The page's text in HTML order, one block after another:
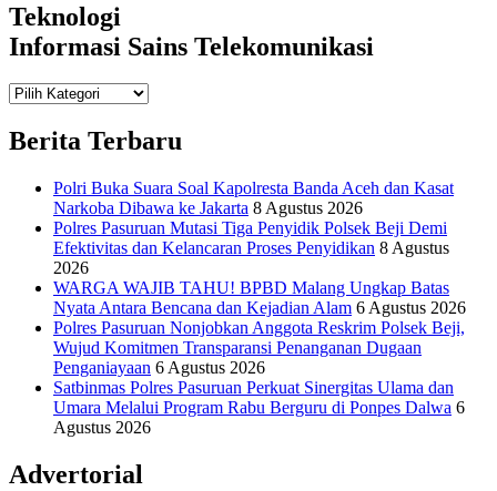
Teknologi
Informasi Sains Telekomunikasi
Teknologi
Berita Terbaru
Polri Buka Suara Soal Kapolresta Banda Aceh dan Kasat
Narkoba Dibawa ke Jakarta 8 Agustus 2026
Polres Pasuruan Mutasi Tiga Penyidik Polsek Beji Demi
Efektivitas dan Kelancaran Proses Penyidikan 8 Agustus
2026
WARGA WAJIB TAHU! BPBD Malang Ungkap Batas
Nyata Antara Bencana dan Kejadian Alam 6 Agustus 2026
Polres Pasuruan Nonjobkan Anggota Reskrim Polsek Beji,
Wujud Komitmen Transparansi Penanganan Dugaan
Penganiayaan 6 Agustus 2026
Satbinmas Polres Pasuruan Perkuat Sinergitas Ulama dan
Umara Melalui Program Rabu Berguru di Ponpes Dalwa 6
Agustus 2026
Advertorial